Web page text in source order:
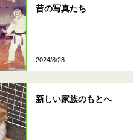
昔の写真たち
2024/8/28
新しい家族のもとへ